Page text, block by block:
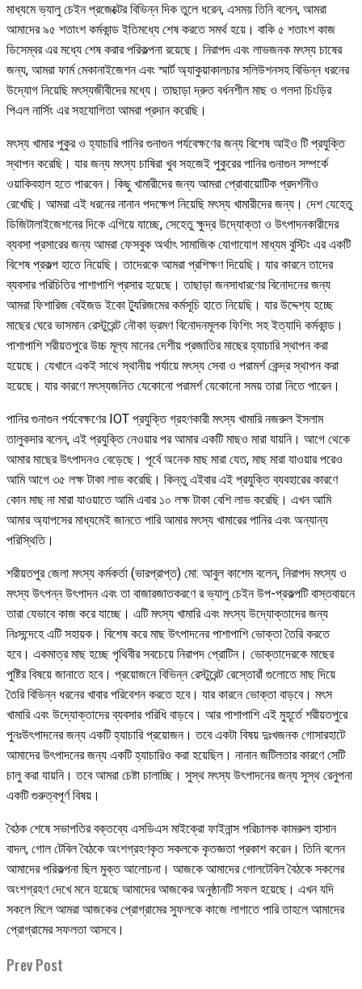
মাধ্যমে ভ্যালু চেইন প্রজেক্টের বিভিন্ন দিক তুলে ধরেন, এসময় তিনি বলেন, আমরা
আমাদের ৯৫ শতাংশ কর্মকান্ড ইতিমধ্যে শেষ করতে সমর্থ হয়ে। বাকি ৫ শতাংশ কাজ
ডিসেম্বর এর মধ্যে শেষ করার পরিকল্পনা রয়েছে। নিরাপদ এবং লাভজনক মৎস্য চাষের
জন্য, আমরা ফার্ম মেকানাইজেশন এবং স্মার্ট অ্যাকুয়াকালচার সলিউশনসহ বিভিন্ন ধরনের
উদ্যোগ নিয়েছি মৎস্যজীবীদের মধ্যে। তাছাড়া দ্রুত বর্ধনশীল মাছ ও গলদা চিংড়ির
পিএল নার্সিং এর সহযোগিতা আমরা প্রদান করেছি।
মৎস্য খামার পুকুর ও হ্যাচারি পানির গুনাগুন পর্যবেক্ষণের জন্য বিশেষ আইও টি প্রযুক্তি
স্থাপন করেছি। যার জন্য মৎস্য চাষিরা খুব সহজেই পুকুরের পানির গুনাগুন সম্পর্কে
ওয়াকিবহাল হতে পারবেন। কিছু খামারীদের জন্য আমরা প্রোবায়োটিক প্রদর্শনীও
রেখেছি। আমরা এই ধরনের নানান পদক্ষেপ নিয়েছি মৎস্য খামারীদের জন্য। দেশ যেহেতু
ডিজিটালাইজেশনের দিকে এগিয়ে যাচ্ছে, সেহেতু ক্ষুদ্র উদ্যোক্তা ও উৎপাদনকারীদের
ব্যবসা প্রসারের জন্য আমরা ফেসবুক অর্থাৎ সামাজিক যোগাযোগ মাধ্যম বুস্টিং এর একটি
বিশেষ প্রকল্প হাতে নিয়েছি। তাদেরকে আমরা প্রশিক্ষণ দিয়েছি। যার কারনে তাদের
ব্যবসার পরিচিতির পাশাপাশি প্রসার হয়েছে। তাছাড়া জনসাধারণের বিনোদনের জন্য
আমরা ফিশারিজ বেইজড ইকো ট্যুরিজমের কর্মসূচি হাতে নিয়েছি। যার উদ্দেশ্য হচ্ছে
মাছের ঘেরে ভাসমান রেস্টুরেন্ট নৌকা ভ্রমণ বিনোদনমূলক ফিশিং সহ ইত্যাদি কর্মকান্ড।
পাশাপাশি শরীয়তপুরে উচ্চ মূল্য মানের দেশীয় প্রজাতির মাছের হ্যাচারি স্থাপন করা
হয়েছে। যেখানে একই সাথে স্থানীয় পর্যায়ে মৎস্য সেবা ও পরামর্শ কেন্দ্র স্থাপন করা
হয়েছে। যার কারণে মৎস্যজনিত যেকোনো পরামর্শ যেকোনো সময় তারা নিতে পারেন।
পানির গুনাগুন পর্যবেক্ষণের IOT প্রযুক্তি গ্রহণকারী মৎস্য খামারি নজরুল ইসলাম
তালুকদার বলেন, এই প্রযুক্তি নেওয়ার পর আমার একটি মাছও মারা যায়নি। আগে থেকে
আমার মাছের উৎপাদনও বেড়েছে। পূর্বে অনেক মাছ মারা যেত, মাছ মারা যাওয়ার পরেও
আমি আগে ৩৫ লক্ষ টাকা লাভ করেছি। কিন্তু এইবার এই প্রযুক্তি ব্যবহারের কারণে
কোন মাছ না মারা যাওয়াতে আমি এবার ১০ লক্ষ টাকা বেশি লাভ করেছি। এখন আমি
আমার অ্যাপসের মাধ্যমেই জানতে পারি আমার মৎস্য খামারের পানির এবং অন্যান্য
পরিস্থিতি।
শরীয়তপুর জেলা মৎস্য কর্মকর্তা (ভারপ্রাপ্ত) মো: আবুল কাশেম বলেন, নিরাপদ মৎস্য ও
মৎস্য উৎপন্ন উৎপাদন এবং তা বাজারজাতকরণে র ভ্যালু চেইন উপ-প্রকল্পটি বাস্তবায়নে
তারা যেভাবে কাজ করে যাচ্ছে। এটি মৎস্য খামারি এবং মৎস্য উদ্যোক্তাদের জন্য
নিঃসন্দেহে এটি সহায়ক। বিশেষ করে মাছ উৎপাদনের পাশাপাশি ভোক্তা তৈরি করতে
হবে। একমাত্র মাছ হচ্ছে পৃথিবীর সবচেয়ে নিরাপদ প্রোটিন। ভোক্তাদেরকে মাছের
পুষ্টির বিষয়ে জানাতে হবে। প্রয়োজনে বিভিন্ন রেস্টুরেন্ট রেস্তোরাঁ গুলোতে মাছ দিয়ে
তৈরি বিভিন্ন ধরনের খাবার পরিবেশন করতে হবে। যার কারনে ভোক্তা বাড়বে। মৎস
খামারি এবং উদ্যোক্তাদের ব্যবসার পরিধি বাড়বে। আর পাশাপাশি এই মুহূর্তে শরীয়তপুরে
পুনঃউৎপাদনের জন্য একটি হ্যাচারি প্রয়োজন। তবে একটা বিষয় দুঃখজনক গোসারহাটে
আমাদের উৎপাদনের জন্য একটি হ্যাচারিও করা হয়েছিল। নানান জটিলতার কারণে সেটি
চালু করা যায়নি। তবে আমরা চেষ্টা চালাচ্ছি। সুস্থ মৎস্য উৎপাদনের জন্য সুস্থ রেনুপনা
একটি গুরুত্বপূর্ণ বিষয়।
বৈঠক শেষে সভাপতির বক্তব্যে এসডিএস মাইক্রো ফাইনান্স পরিচালক কামরুল হাসান
বাদল, গোল টেবিল বৈঠকে অংশগ্রহণকৃত সকলকে কৃতজ্ঞতা প্রকাশ করেন। তিনি বলেন
আমাদের পরিকল্পনা ছিল মুক্ত আলোচনা। আজকে আমাদের গোলটেবিল বৈঠকে সকলের
অংশগ্রহণ দেখে মনে হয়েছে আমাদের আজকের অনুষ্ঠানটি সফল হয়েছে। এখন যদি
সকলে মিলে আমরা আজকের প্রোগ্রামের সুফলকে কাজে লাগাতে পারি তাহলে আমাদের
প্রোগ্রামের সফলতা আসবে।
Prev Post